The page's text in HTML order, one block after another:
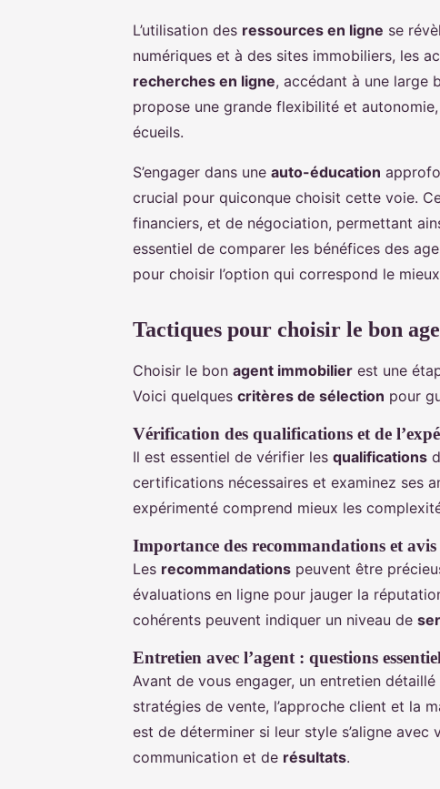
L’utilisation des ressources en ligne se
numériques et à des sites immobiliers, les
recherches en ligne, accédant à une large
propose une grande flexibilité et
écueils.
S’engager dans une auto-éducation
crucial pour quiconque choisit cette voie.
financiers, et de négociation, permettant
essentiel de comparer les bénéfices des
pour choisir l’option qui correspond le
Tactiques pour choisir le bon
Choisir le bon agent immobilier est une
Voici quelques critères de sélection pour
Vérification des qualifications et de
Il est essentiel de vérifier les qualifications
certifications nécessaires et examinez ses
expérimenté comprend mieux les
Importance des recommandations et avis
Les recommandations peuvent être
évaluations en ligne pour jauger la
cohérents peuvent indiquer un niveau de
Entretien avec l’agent : questions
Avant de vous engager, un entretien détaillé
stratégies de vente, l’approche client et la
est de déterminer si leur style s’aligne
communication et de résultats.